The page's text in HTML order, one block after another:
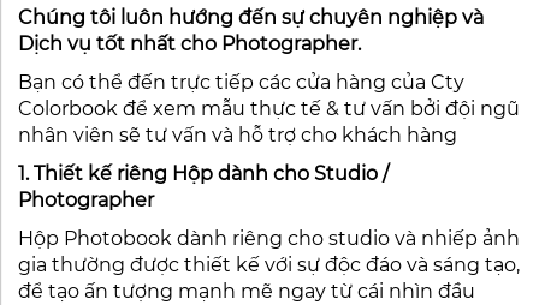
Chúng tôi luôn hướng đến sự chuyên nghiệp và
Dịch vụ tốt nhất cho Photographer.
Bạn có thể đến trực tiếp các cửa hàng của Cty
Colorbook để xem mẫu thực tế & tư vấn bởi đội ngũ
nhân viên sẽ tư vấn và hỗ trợ cho khách hàng
1. Thiết kế riêng Hộp dành cho Studio /
Photographer
Hộp Photobook dành riêng cho studio và nhiếp ảnh
gia thường được thiết kế với sự độc đáo và sáng tạo,
để tạo ấn tượng mạnh mẽ ngay từ cái nhìn đầu